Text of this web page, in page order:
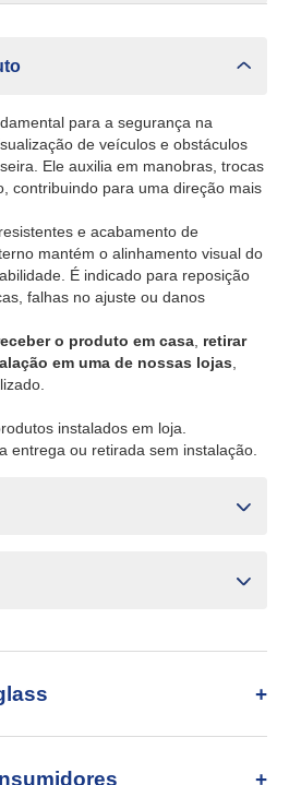
para a segurança na
de veículos e obstáculos
Ele auxilia em manobras, trocas
contribuindo para uma direção mais
e acabamento de
mantém o alinhamento visual do
É indicado para reposição
falhas no ajuste ou danos
o produto em casa retirar
em uma de nossas lojas
instalados em loja.
entrega ou retirada sem instalação.